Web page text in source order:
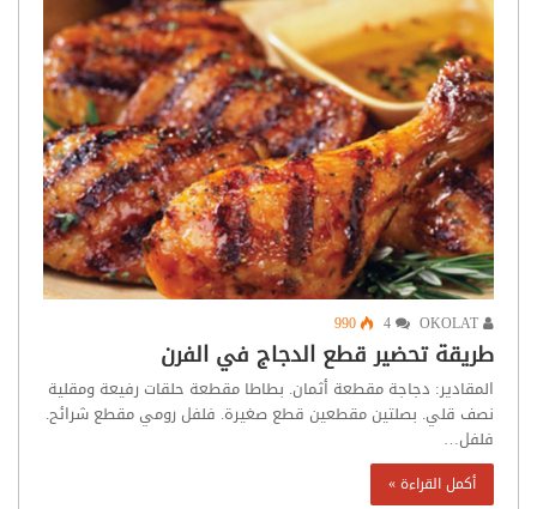
990
طريقة تحضير قطع الدجاج في الفرن
المقادير: دجاجة مقطعة أثمان. بطاطا مقطعة حلقات رفيعة ومقلية
نصف قلي. بصلتين مقطعين قطع صغيرة. فلفل رومي مقطع شرائح.
فلفل…
أكمل القراءة »